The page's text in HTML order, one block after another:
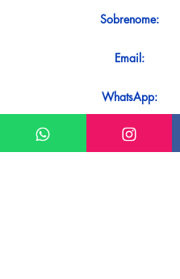
Sobrenome:
Email:
WhatsApp:
Mensagem: